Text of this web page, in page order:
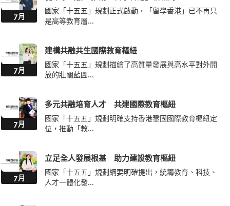
7月
國家「十五五」規劃正式啟動，「留學香港」已不再只
是高等教育層...
7月
建構共融共生國際教育樞紐
國家「十五五」規劃描繪了高質量發展與高水平對外開
放的壯闊藍圖...
7月
多元共融培育人才 共建國際教育樞紐
國家「十五五」規劃明確支持香港鞏固國際教育樞紐定
位，推動「教...
7月
立足全人發展根基 助力建設教育樞紐
國家「十五五」規劃綱要明確提出，統籌教育、科技、
人才一體化發...